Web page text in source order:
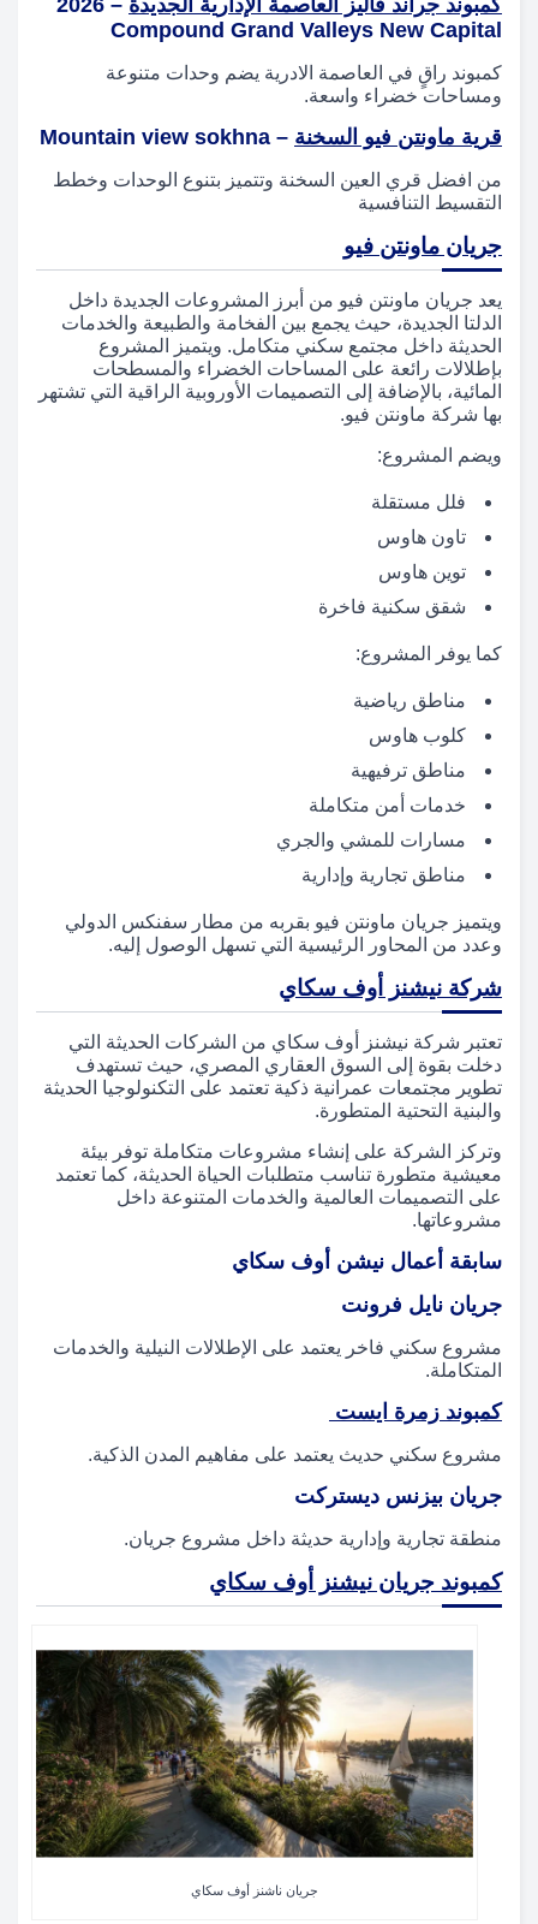
Compound Grand Valleys New Capital
كمبوند راقٍ في العاصمة الادرية يضم وحدات متنوعة
ومساحات خضراء واسعة.
قرية ماونتن فيو السخنة – Mountain view sokhna
من افضل قري العين السخنة وتتميز بتنوع الوحدات وخطط
التقسيط التنافسية
جريان ماونتن فيو
يعد جريان ماونتن فيو من أبرز المشروعات الجديدة داخل
الدلتا الجديدة، حيث يجمع بين الفخامة والطبيعة والخدمات
الحديثة داخل مجتمع سكني متكامل. ويتميز المشروع
بإطلالات رائعة على المساحات الخضراء والمسطحات
المائية، بالإضافة إلى التصميمات الأوروبية الراقية التي تشتهر
بها شركة ماونتن فيو.
ويضم المشروع:
فلل مستقلة
تاون هاوس
توين هاوس
شقق سكنية فاخرة
كما يوفر المشروع:
مناطق رياضية
كلوب هاوس
مناطق ترفيهية
خدمات أمن متكاملة
مسارات للمشي والجري
مناطق تجارية وإدارية
ويتميز جريان ماونتن فيو بقربه من مطار سفنكس الدولي
وعدد من المحاور الرئيسية التي تسهل الوصول إليه.
شركة نيشنز أوف سكاي
تعتبر شركة نيشنز أوف سكاي من الشركات الحديثة التي
دخلت بقوة إلى السوق العقاري المصري، حيث تستهدف
تطوير مجتمعات عمرانية ذكية تعتمد على التكنولوجيا الحديثة
والبنية التحتية المتطورة.
وتركز الشركة على إنشاء مشروعات متكاملة توفر بيئة
معيشية متطورة تناسب متطلبات الحياة الحديثة، كما تعتمد
على التصميمات العالمية والخدمات المتنوعة داخل
مشروعاتها.
سابقة أعمال نيشن أوف سكاي
جريان نايل فرونت
مشروع سكني فاخر يعتمد على الإطلالات النيلية والخدمات
المتكاملة.
كمبوند زمرة ايست
مشروع سكني حديث يعتمد على مفاهيم المدن الذكية.
جريان بيزنس ديستركت
منطقة تجارية وإدارية حديثة داخل مشروع جريان.
كمبوند جريان نيشنز أوف سكاي
جريان ناشنز أوف سكاي